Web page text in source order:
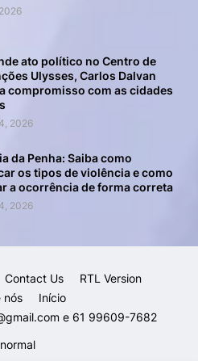
ato político no Centro de
Ulysses, Carlos Dalvan
compromisso com as cidades
2026
da Penha: Saiba como
os tipos de violência e como
a ocorrência de forma correta
2026
normal
Contact Us
RTL Version
nós
Início
e 61 99609-7682